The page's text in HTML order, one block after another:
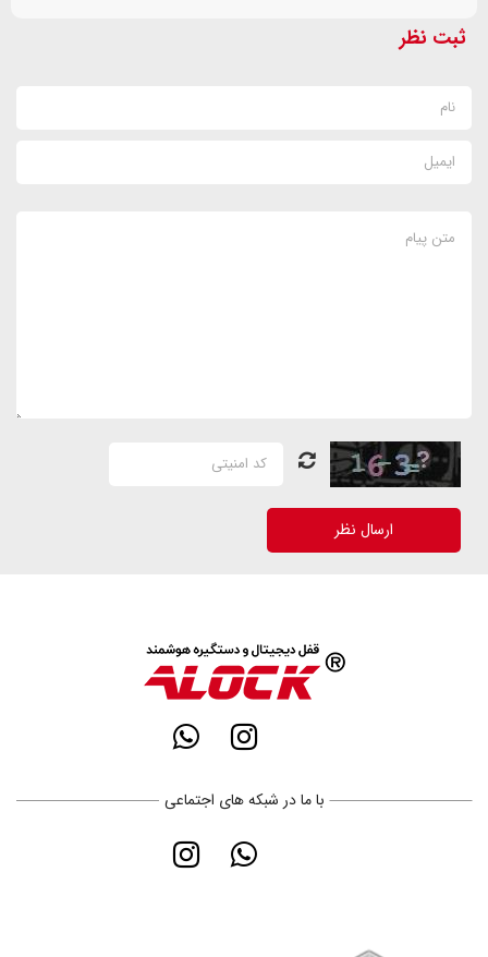
ثبت نظر
ارسال نظر
با ما در شبکه های اجتماعی